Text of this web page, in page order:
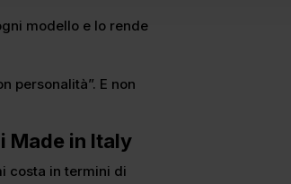
modello e lo rende
personalità”. E non
Made in Italy
costa in termini di